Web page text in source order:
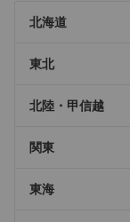
北海道
東北
北陸・甲信越
関東
東海